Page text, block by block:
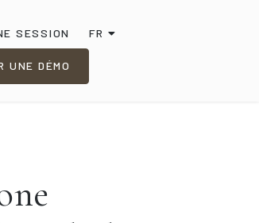
SESSION FR
UNE DÉMO